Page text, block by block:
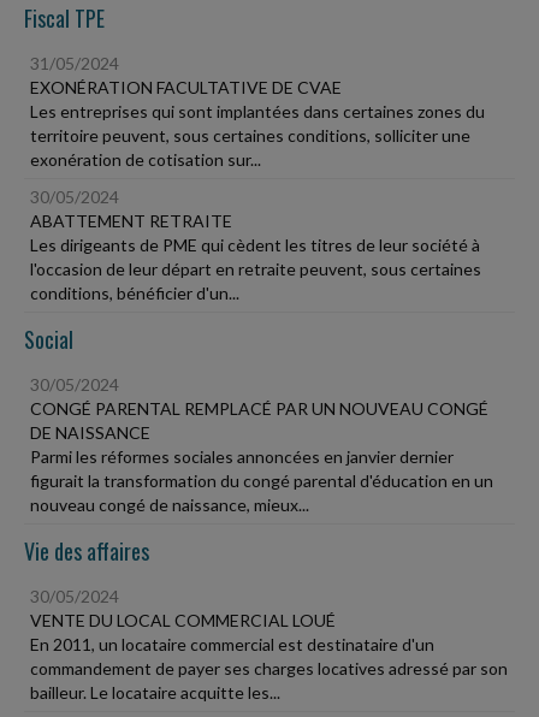
Fiscal TPE
31/05/2024
EXONÉRATION FACULTATIVE DE CVAE
Les entreprises qui sont implantées dans certaines zones du
territoire peuvent, sous certaines conditions, solliciter une
exonération de cotisation sur...
30/05/2024
ABATTEMENT RETRAITE
Les dirigeants de PME qui cèdent les titres de leur société à
l'occasion de leur départ en retraite peuvent, sous certaines
conditions, bénéficier d'un...
Social
30/05/2024
CONGÉ PARENTAL REMPLACÉ PAR UN NOUVEAU CONGÉ
DE NAISSANCE
Parmi les réformes sociales annoncées en janvier dernier
figurait la transformation du congé parental d'éducation en un
nouveau congé de naissance, mieux...
Vie des affaires
30/05/2024
VENTE DU LOCAL COMMERCIAL LOUÉ
En 2011, un locataire commercial est destinataire d'un
commandement de payer ses charges locatives adressé par son
bailleur. Le locataire acquitte les...